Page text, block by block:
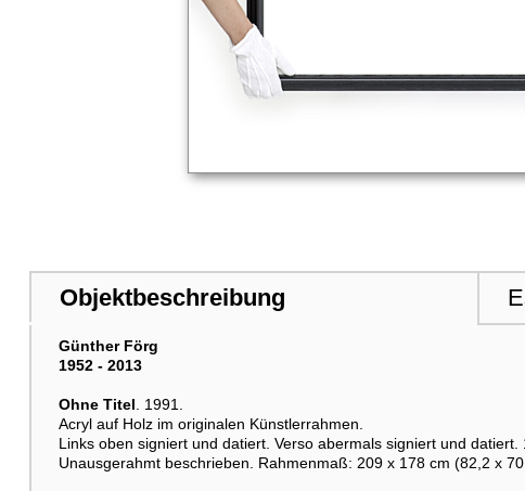
Objektbeschreibung
Günther Förg
1952 - 2013
Ohne Titel . 1991.
Acryl auf Holz im originalen Künstlerrahmen.
Links oben signiert und datiert. Verso abermals signiert und datiert.
Unausgerahmt beschrieben. Rahmenmaß: 209 x 178 cm (82,2 x 70